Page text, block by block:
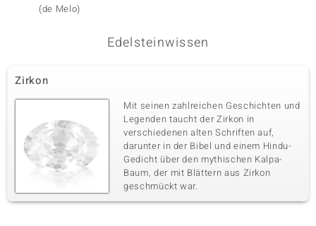
(de Melo)
Edelsteinwissen
Zirkon
Mit seinen zahlreichen Geschichten und
Legenden taucht der Zirkon in
verschiedenen alten Schriften auf,
darunter in der Bibel und einem Hindu-
Gedicht über den mythischen Kalpa-
Baum, der mit Blättern aus Zirkon
geschmückt war.